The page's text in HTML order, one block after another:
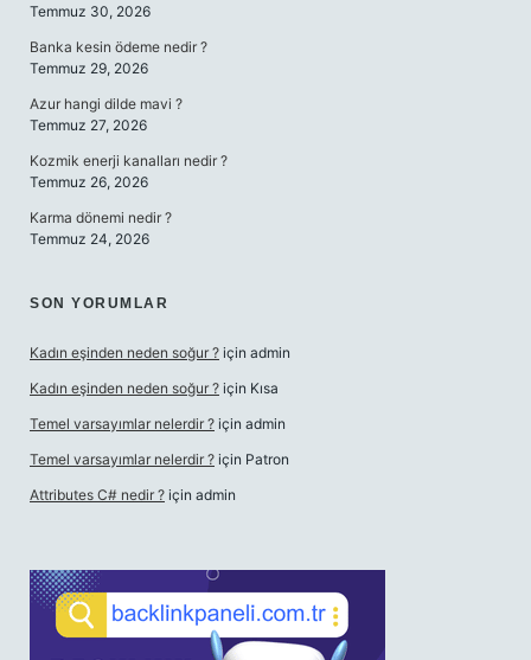
Temmuz 30, 2026
Banka kesin ödeme nedir ?
Temmuz 29, 2026
Azur hangi dilde mavi ?
Temmuz 27, 2026
Kozmik enerji kanalları nedir ?
Temmuz 26, 2026
Karma dönemi nedir ?
Temmuz 24, 2026
SON YORUMLAR
Kadın eşinden neden soğur ? için admin
Kadın eşinden neden soğur ? için Kısa
Temel varsayımlar nelerdir ? için admin
Temel varsayımlar nelerdir ? için Patron
Attributes C# nedir ? için admin